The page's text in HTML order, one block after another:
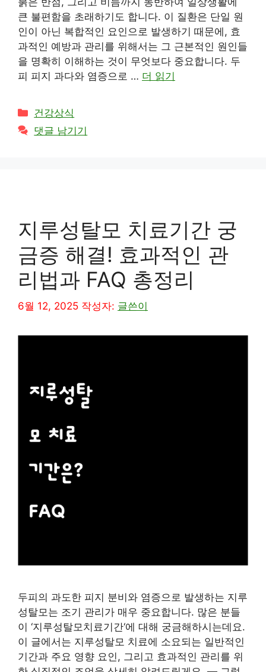
큰 불편함을 초래하기도 합니다. 이 질환은 단일 원
인이 아닌 복합적인 요인으로 발생하기 때문에, 효
과적인 예방과 관리를 위해서는 그 근본적인 원인들
을 명확히 이해하는 것이 무엇보다 중요합니다. 두
피 피지 과다와 염증으로 … 더 읽기
카
테
건강상식
댓글 남기기
지루성탈모 치료기간 궁
금증 해결! 효과적인 관
리법과 FAQ 총정리
6월 12, 2025 작성자: 글쓴이
두피의 과도한 피지 분비와 염증으로 발생하는 지루
성탈모는 조기 관리가 매우 중요합니다. 많은 분들
이 ‘지루성탈모치료기간‘에 대해 궁금해하시는데요.
이 글에서는 지루성탈모 치료에 소요되는 일반적인
기간과 주요 영향 요인, 그리고 효과적인 관리를 위